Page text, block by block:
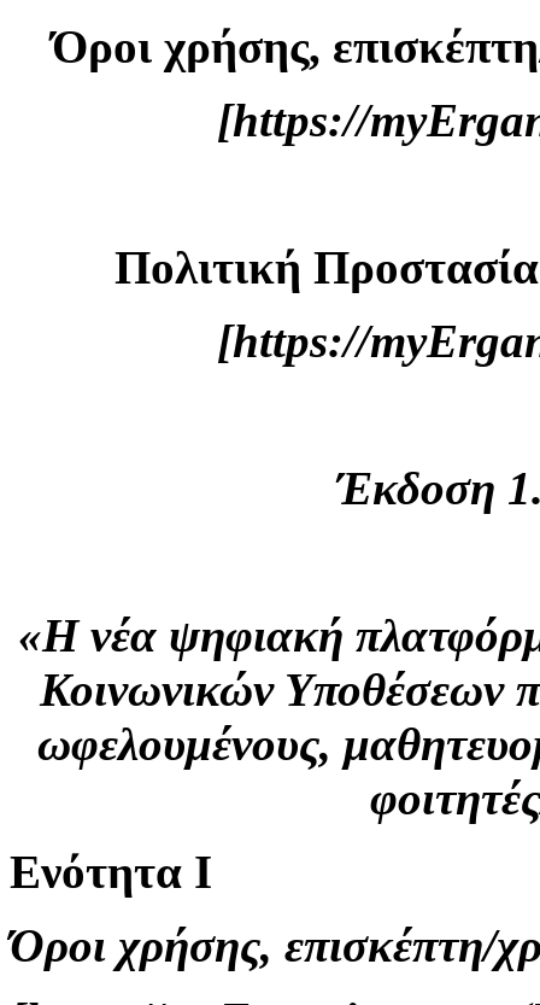
Όροι χρήσης,
[https://
Πολιτική
[https://
Έκδοση
«H νέα ψηφιακή
Κοινωνικών Υποθέσεων
ωφελουμένους,
Ενότητα Ι
Όροι χρήσης, επισκέπτη/